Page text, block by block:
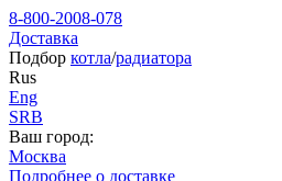
8-800-2008-078
Доставка
Подбор котла/радиатора
Rus
Eng
SRB
Ваш город:
Москва
Подробнее о доставке